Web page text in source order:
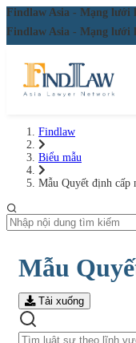
Findlaw Asia - Mạng
Findlaw Asia - Mạng
Findlaw
Biểu mẫu
Mẫu Quyết định cấp
Mẫu
Tải xuống